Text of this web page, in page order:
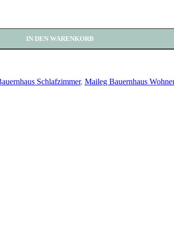
IN DEN WARENKORB
Schlafzimmer, Maileg Bauernhaus